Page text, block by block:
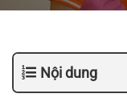
Nội dung